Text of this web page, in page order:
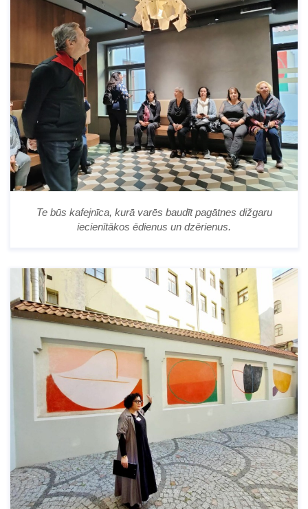
Te būs kafejnīca, kurā varēs baudīt pagātnes dižgaru
iecienītākos ēdienus un dzērienus.